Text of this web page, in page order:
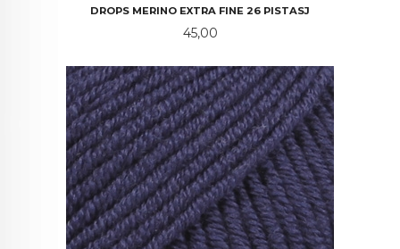
DROPS MERINO EXTRA FINE 26 PISTASJ
Pris
45,00